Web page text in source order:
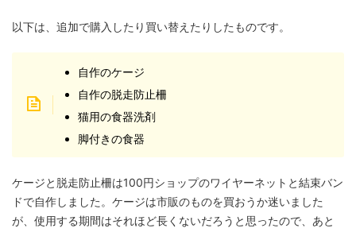
以下は、追加で購入したり買い替えたりしたものです。
自作のケージ
自作の脱走防止柵
猫用の食器洗剤
脚付きの食器
ケージと脱走防止柵は100円ショップのワイヤーネットと結束バン
ドで自作しました。ケージは市販のものを買おうか迷いました
が、使用する期間はそれほど長くないだろうと思ったので、あと